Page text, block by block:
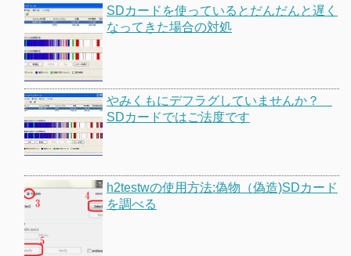
SDカードを使っているとだんだんと遅く
なってきた場合の対処
やみくもにデフラグしていませんか？
SDカードではご法度です
h2testwの使用方法:偽物（偽造)SDカード
を調べる